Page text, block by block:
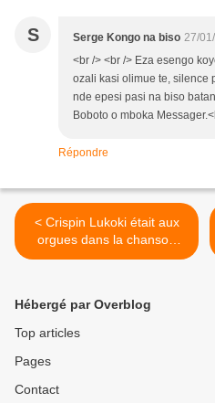
S Serge Kongo na biso 27/
<br /> <br /> Eza esengo
ozali kasi olimue te, silence
nde epesi pasi na biso
Boboto o mboka
Répondre
< Crispin Lukoki était aux
orgues dans la chanson
"Souci"
Hébergé par Overblog
Top articles
Pages
Contact